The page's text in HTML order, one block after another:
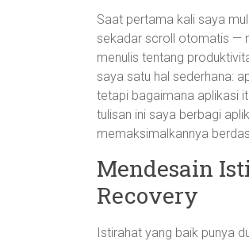
Saat pertama kali saya
sekadar scroll otomatis —
menulis tentang
saya satu hal sederhana:
tetapi bagaimana aplikasi
tulisan ini saya berbagi
memaksimalkannya
Mendesain
Recovery
Istirahat yang baik punya